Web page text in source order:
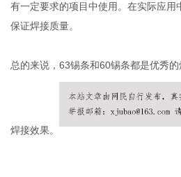
有一定要求的项目中使用。在实际应
保证焊接质量。
总的来说，63锡条和60锡条都是优秀
焊接效果。